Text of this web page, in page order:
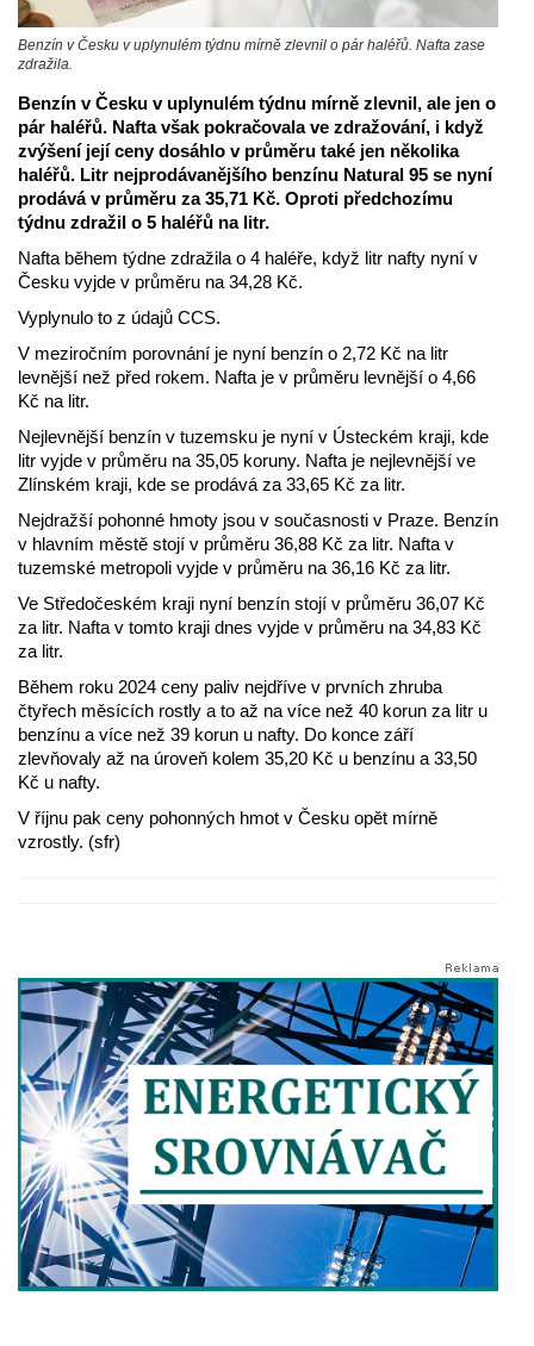
Benzín v Česku v uplynulém týdnu mírně zlevnil o pár haléřů. Nafta zase
zdražila.
Benzín v Česku v uplynulém týdnu mírně zlevnil, ale jen o
pár haléřů. Nafta však pokračovala ve zdražování, i když
zvýšení její ceny dosáhlo v průměru také jen několika
haléřů. Litr nejprodávanějšího benzínu Natural 95 se nyní
prodává v průměru za 35,71 Kč. Oproti předchozímu
týdnu zdražil o 5 haléřů na litr.
Nafta během týdne zdražila o 4 haléře, když litr nafty nyní v
Česku vyjde v průměru na 34,28 Kč.
Vyplynulo to z údajů CCS.
V meziročním porovnání je nyní benzín o 2,72 Kč na litr
levnější než před rokem. Nafta je v průměru levnější o 4,66
Kč na litr.
Nejlevnější benzín v tuzemsku je nyní v Ústeckém kraji, kde
litr vyjde v průměru na 35,05 koruny. Nafta je nejlevnější ve
Zlínském kraji, kde se prodává za 33,65 Kč za litr.
Nejdražší pohonné hmoty jsou v současnosti v Praze. Benzín
v hlavním městě stojí v průměru 36,88 Kč za litr. Nafta v
tuzemské metropoli vyjde v průměru na 36,16 Kč za litr.
Ve Středočeském kraji nyní benzín stojí v průměru 36,07 Kč
za litr. Nafta v tomto kraji dnes vyjde v průměru na 34,83 Kč
za litr.
Během roku 2024 ceny paliv nejdříve v prvních zhruba
čtyřech měsících rostly a to až na více než 40 korun za litr u
benzínu a více než 39 korun u nafty. Do konce září
zlevňovaly až na úroveň kolem 35,20 Kč u benzínu a 33,50
Kč u nafty.
V říjnu pak ceny pohonných hmot v Česku opět mírně
vzrostly. (sfr)